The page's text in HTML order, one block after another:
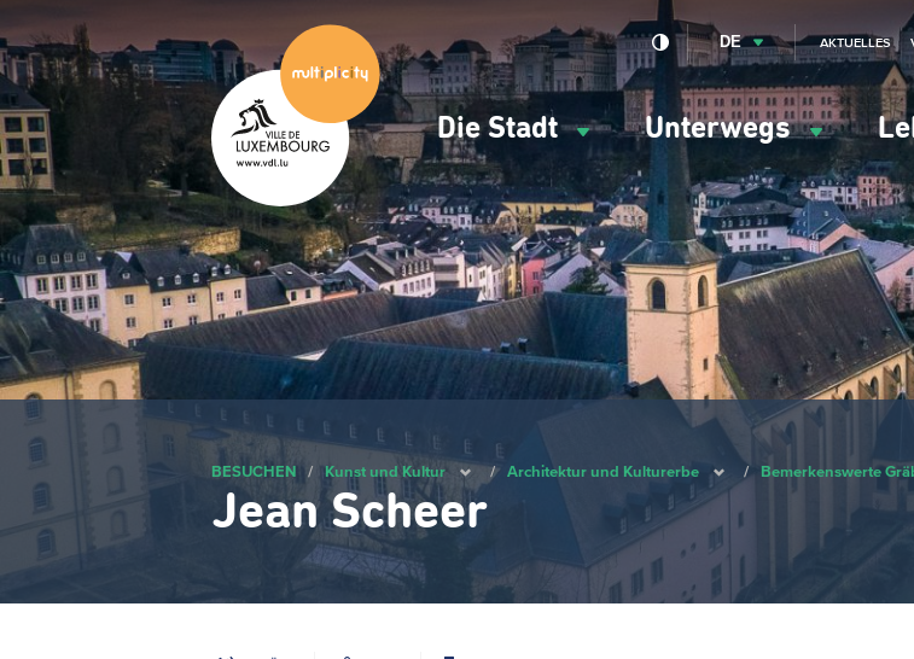
Hauptinhalt
gehen
Navigation
principale
Die Stadt Unterwegs
DE AKTUELLES
BESUCHEN / Kunst und Kultur / Architektur und Kulturerbe / Bemerkenswerte
Jean Scheer